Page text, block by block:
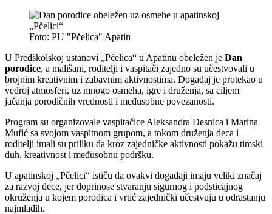
Foto: PU "Pčelica" Apatin
U Predškolskoj ustanovi „Pčelica“ u Apatinu obeležen je Dan
porodice, a mališani, roditelji i vaspitači zajedno su učestvovali u
brojnim kreativnim i zabavnim aktivnostima. Događaj je protekao u
vedroj atmosferi, uz mnogo osmeha, igre i druženja, sa ciljem
jačanja porodičnih vrednosti i međusobne povezanosti.
Program su organizovale vaspitačice Aleksandra Desnica i Marina
Mufić sa svojom vaspitnom grupom, a tokom druženja deca i
roditelji imali su priliku da kroz zajedničke aktivnosti pokažu timski
duh, kreativnost i međusobnu podršku.
U apatinskoj „Pčelici“ ističu da ovakvi događaji imaju veliki značaj
za razvoj dece, jer doprinose stvaranju sigurnog i podsticajnog
okruženja u kojem porodica i vrtić zajednički učestvuju u odrastanju
najmlađih.